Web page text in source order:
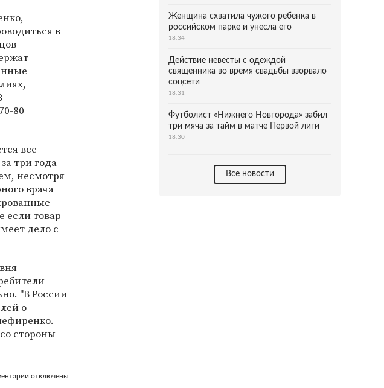
в
80
все
три года
несмотря
врача
если товар
дело с
"В России
о
стороны
отключены
Женщина схватила чужого ребенка в
российском парке и унесла его
18:34
Действие невесты с одеждой
священника во время свадьбы взорвало
соцсети
18:31
Футболист «Нижнего Новгорода» забил
три мяча за тайм в матче Первой лиги
18:30
Все новости